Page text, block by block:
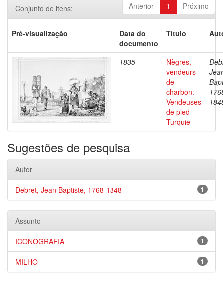
Anterior 1 Próximo
Conjunto de itens:
Pré-visualização
Data do
documento
Título
1835
Nègres,
vendeurs
de
charbon.
Vendeuses
de pled
Turquie
Sugestões de pesquisa
Autor
1
Debret, Jean Baptiste, 1768-1848
Assunto
1
ICONOGRAFIA
1
MILHO